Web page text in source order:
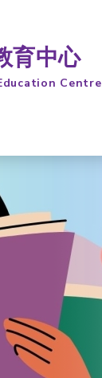
育中心
Centre